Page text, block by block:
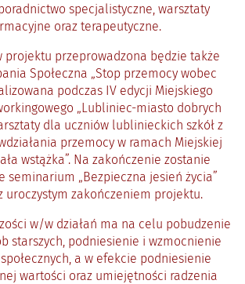
specjalistyczne, warsztaty
oraz terapeutyczne.
projektu przeprowadzona będzie także
Społeczna „Stop przemocy wobec
podczas IV edycji Miejskiego
„Lubliniec-miasto dobrych
dla uczniów lublinieckich szkół z
przemocy w ramach Miejskiej
wstążka”. Na zakończenie zostanie
seminarium „Bezpieczna jesień życia”
uroczystym zakończeniem projektu.
w/w działań ma na celu pobudzenie
starszych, podniesienie i wzmocnienie
a w efekcie podniesienie
wartości oraz umiejętności radzenia